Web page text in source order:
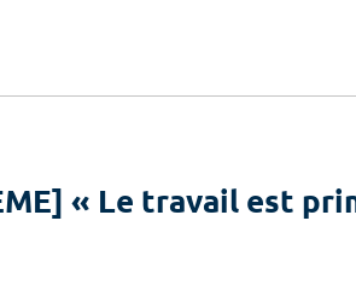
« Le travail est